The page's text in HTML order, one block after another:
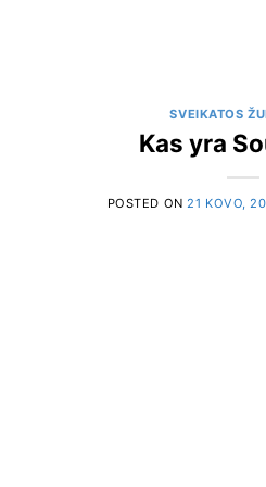
SVEIKATOS
Kas yra
POSTED ON 21 KOVO,